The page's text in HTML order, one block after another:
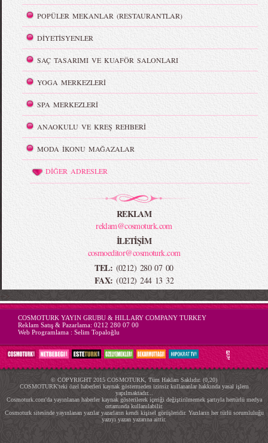
POPÜLER MEKANLAR (RESTAURANTLAR)
DİYETİSYENLER
SAÇ TASARIMI VE KUAFÖR SALONLARI
YOGA MERKEZLERİ
SPA MERKEZLERİ
ANAOKULU VE KREŞ REHBERİ
MODA İKONU MAĞAZALAR
DİĞER ADRESLER
REKLAM
reklam@cosmoturk.com
İLETİŞİM
cosmoeditor@cosmoturk.com
TEL: (0212) 280 07 00
FAX: (0212) 244 13 32
-->
COSMOTURK YAYIN GRUBU & HILLARY COMPANY TURKEY
Reklam Satış & Pazarlama: 0212 280 07 00
Web Programlama : Selim Topaloğlu
© COPYRIGHT 2015 COSMOTURK, Tüm Hakları Saklıdır. (0,20)
COSMOTURK'teki özel haberleri kaynak göstermeden izinsiz kullananlar hakkında yasal işlem
yapılmaktadır...
Cosmoturk.com'da yayınlanan haberler kaynak gösterilerek içeriği değiştirilmemek şartıyla hertürlü medya
ortamında kullanılabilir.
Cosmoturk sitesinde yayınlanan yazılar yazarların kendi kişisel görüşleridir. Yazıların her türlü sorumluluğu
yazıyı yazan yazarına aittir.